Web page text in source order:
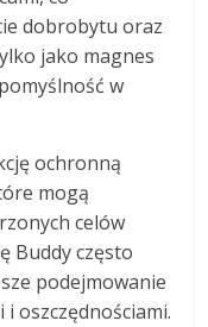
dobrobytu oraz
jako magnes
w
ochronną
mogą
celów
Buddy często
podejmowanie
i oszczędnościami.